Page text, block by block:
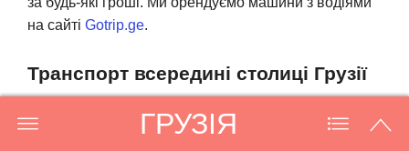
ГРУЗІЯ
на сайті Gotrip.ge.
Транспорт всередині столиці Грузії